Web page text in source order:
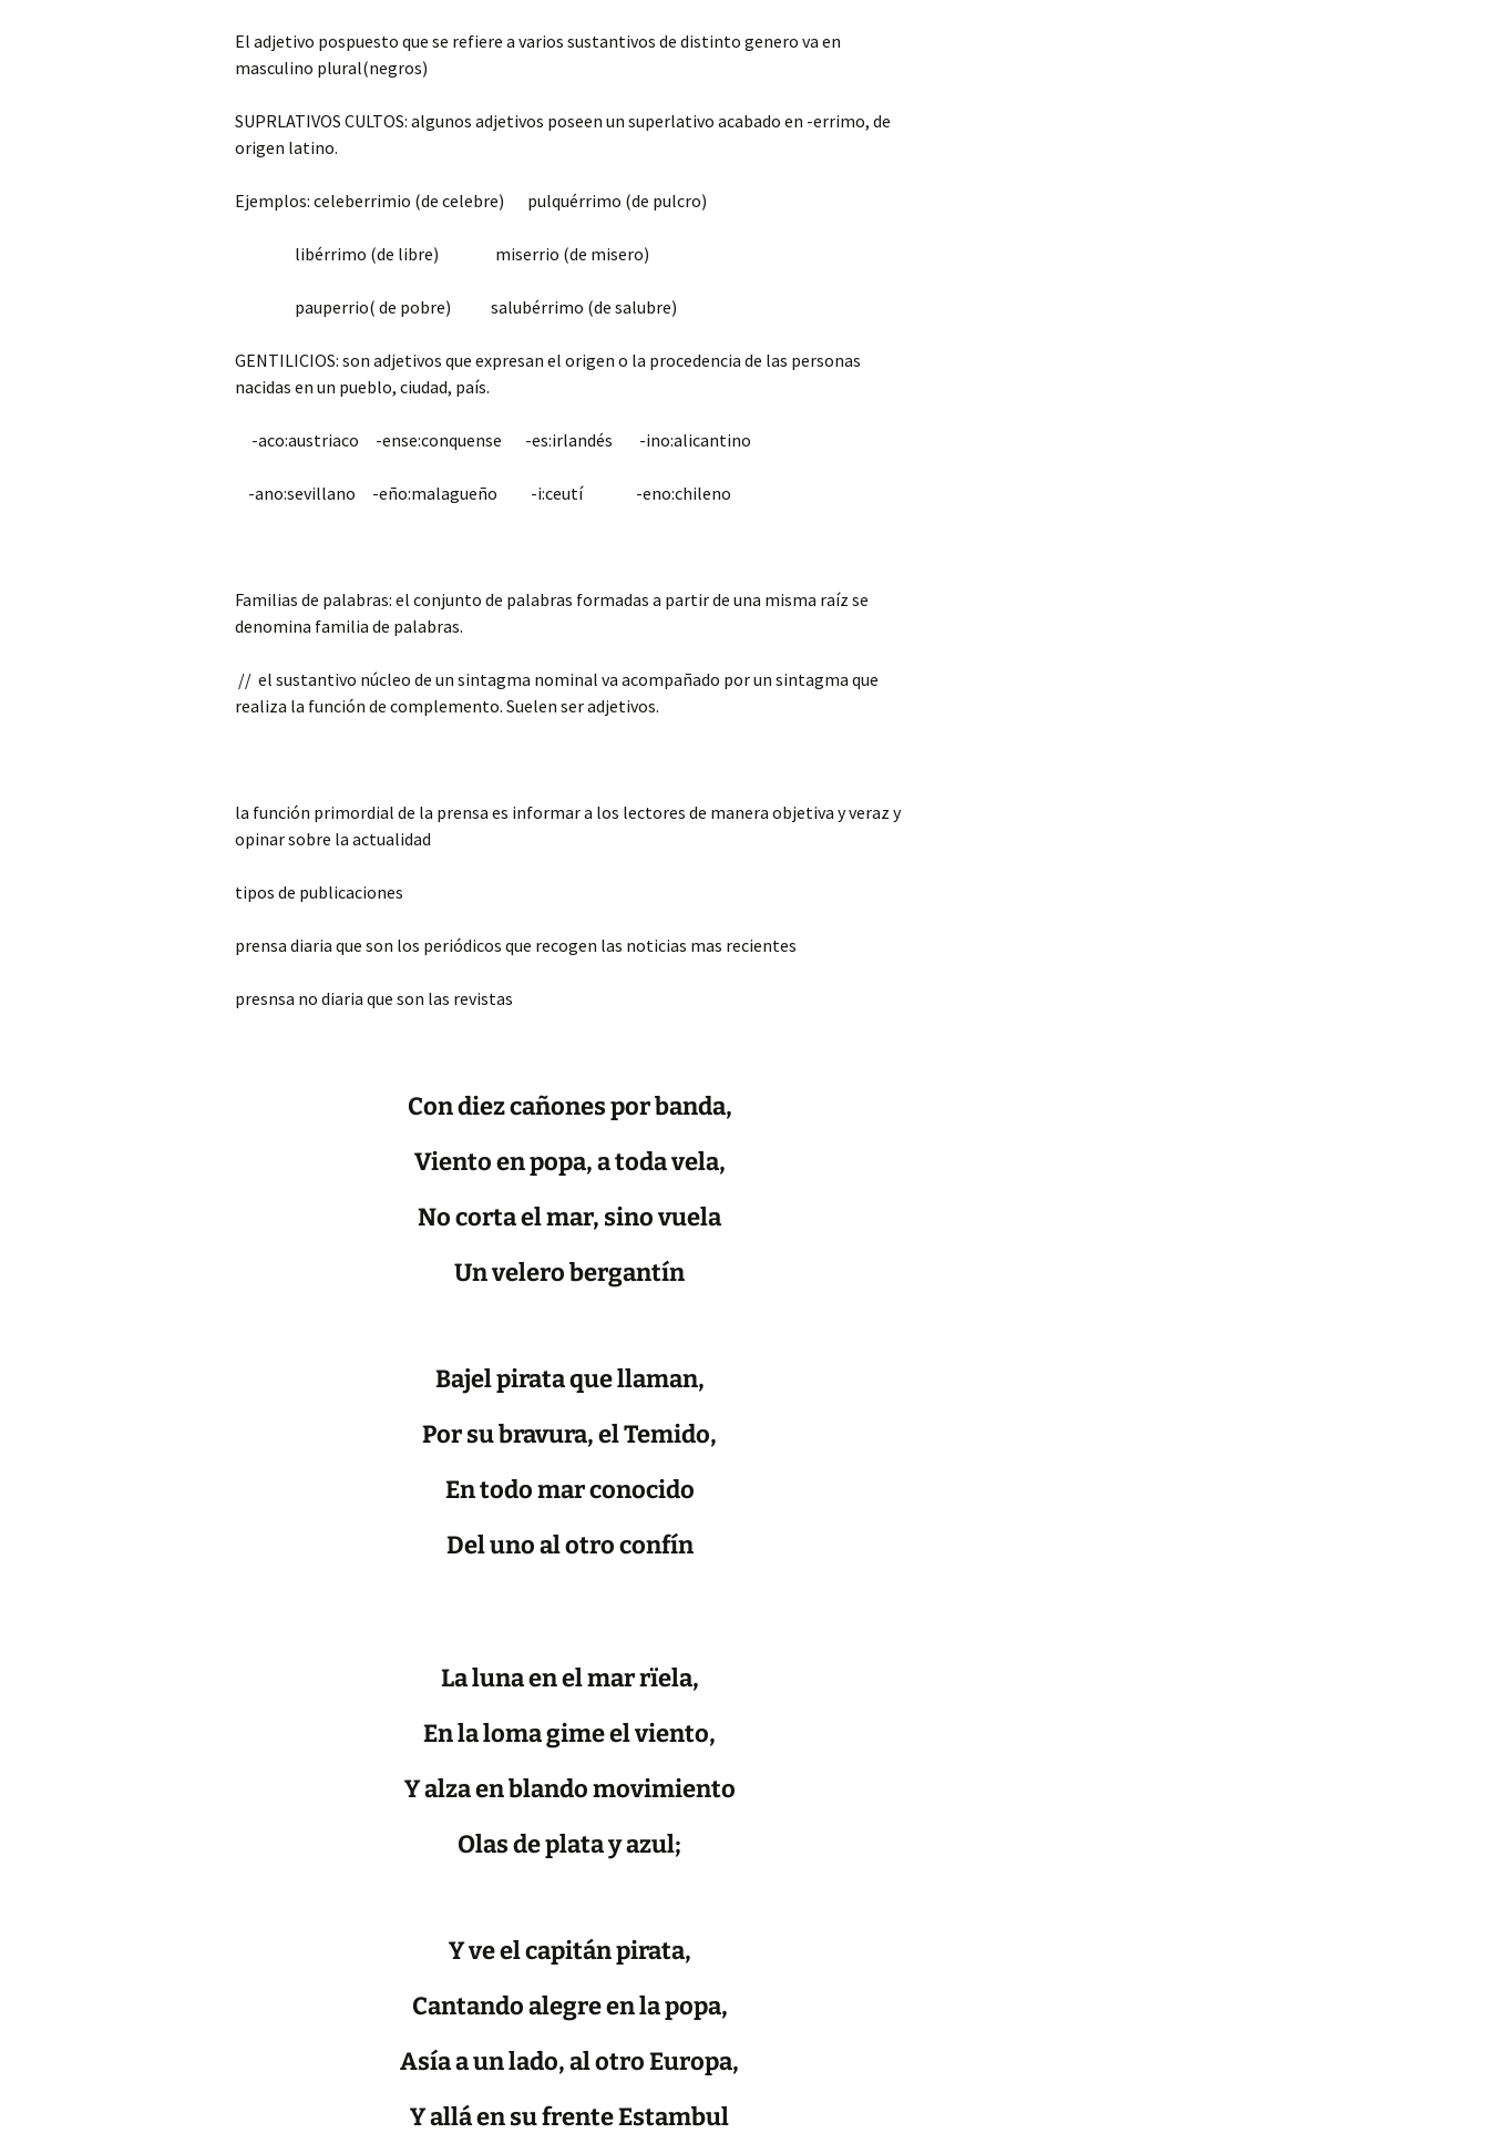
El adjetivo pospuesto que se refiere a varios sustantivos de distinto genero va en
masculino plural(negros)
SUPRLATIVOS CULTOS: algunos adjetivos poseen un superlativo acabado en -errimo, de
origen latino.
Ejemplos: celeberrimio (de celebre) pulquérrimo (de pulcro)
libérrimo (de libre) miserrio (de misero)
pauperrio( de pobre) salubérrimo (de salubre)
GENTILICIOS: son adjetivos que expresan el origen o la procedencia de las personas
nacidas en un pueblo, ciudad, país.
-aco:austriaco -ense:conquense -es:irlandés -ino:alicantino
-ano:sevillano -eño:malagueño -i:ceutí -eno:chileno
Familias de palabras: el conjunto de palabras formadas a partir de una misma raíz se
denomina familia de palabras.
// el sustantivo núcleo de un sintagma nominal va acompañado por un sintagma que
realiza la función de complemento. Suelen ser adjetivos.
la función primordial de la prensa es informar a los lectores de manera objetiva y veraz y
opinar sobre la actualidad
tipos de publicaciones
prensa diaria que son los periódicos que recogen las noticias mas recientes
presnsa no diaria que son las revistas
Con diez cañones por banda,
Viento en popa, a toda vela,
No corta el mar, sino vuela
Un velero bergantín
Bajel pirata que llaman,
Por su bravura, el Temido,
En todo mar conocido
Del uno al otro confín
La luna en el mar rïela,
En la loma gime el viento,
Y alza en blando movimiento
Olas de plata y azul;
Y ve el capitán pirata,
Cantando alegre en la popa,
Asía a un lado, al otro Europa,
Y allá en su frente Estambul